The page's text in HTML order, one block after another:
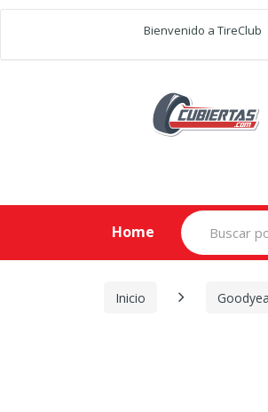
Bienvenido a TireClub
Home
Search
for:
Inicio